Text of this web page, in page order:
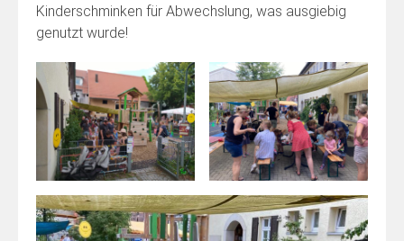
Kinderschminken für Abwechslung, was ausgiebig
genutzt wurde!